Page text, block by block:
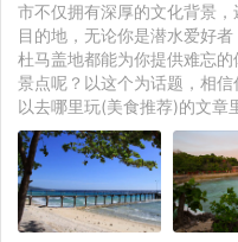
市不仅拥有深厚的文化背景
目的地，无论你是潜水爱好
杜马盖地都能为你提供难忘
景点呢？以这个为话题，相
以去哪里玩(美食推荐)的文章